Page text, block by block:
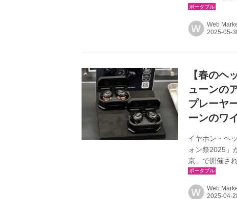
たばかりの方
いから、“本
り買いやすい
W Web
【春のヘ
ューンの
プレーヤ
ーンのワ
イヤホン・ヘ
ォン祭2025」
京」で開催さ
製品を紹介し
ェーブ＆ピク
先日発表され
W Web